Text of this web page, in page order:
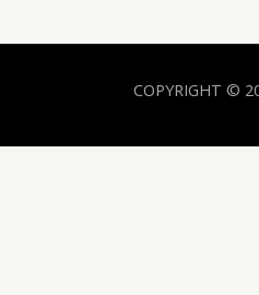
COPYRIGHT ©